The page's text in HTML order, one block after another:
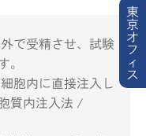
で受精させ、試験
胞内に直接注入し
質内注入法 /
東
京
オ
フ
ィ
ス